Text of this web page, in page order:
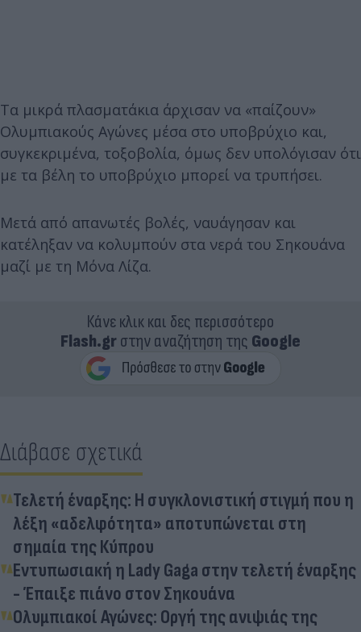
Τα μικρά πλασματάκια άρχισαν να «παίζουν»
Ολυμπιακούς Αγώνες μέσα στο υποβρύχιο και,
συγκεκριμένα, τοξοβολία, όμως δεν υπολόγισαν ότι
με τα βέλη το υποβρύχιο μπορεί να τρυπήσει.
Μετά από απανωτές βολές, ναυάγησαν και
κατέληξαν να κολυμπούν στα νερά του Σηκουάνα
μαζί με τη Μόνα Λίζα.
Κάνε κλικ και δες περισσότερο
Flash.grστην αναζήτηση της Google
Διάβασε σχετικά
Τελετή έναρξης: Η συγκλονιστική στιγμή που η
λέξη «αδελφότητα» αποτυπώνεται στη
σημαία της Κύπρου
Εντυπωσιακή η Lady Gaga στην τελετή έναρξης
- Έπαιξε πιάνο στον Σηκουάνα
Ολυμπιακοί Αγώνες: Οργή της ανιψιάς της